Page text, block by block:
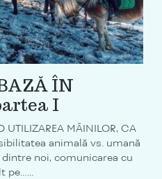
ÎN
I
UTILIZAREA MÂINILOR, CA
animală vs. umană
noi, comunicarea cu